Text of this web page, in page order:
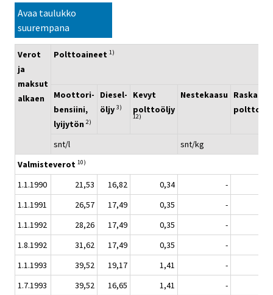
Avaa taulukko
suurempana
Verot
ja
maksut
alkaen
Polttoaineet 1)
Moottori-
bensiini,
lyijytön 2)
Diesel-
öljy 3)
Kevyt
polttoöljy
12)
Nestekaasu
Raskas
snt/l
snt/kg
Valmisteverot 10)
1.1.1990 21,53 16,82 0,34 -
1.1.1991
26,57 17,49 0,35 -
1.1.1992
28,26 17,49 0,35 -
1.8.1992
31,62 17,49 0,35 -
1.1.1993
39,52 19,17 1,41 -
1.7.1993
39,52 16,65 1,41 -